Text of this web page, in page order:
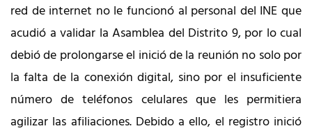
red de internet no le funcionó al personal del INE que
acudió a validar la Asamblea del Distrito 9, por lo cual
debió de prolongarse el inició de la reunión no solo por
la falta de la conexión digital, sino por el insuficiente
número de teléfonos celulares que les permitiera
agilizar las afiliaciones. Debido a ello, el registro inició